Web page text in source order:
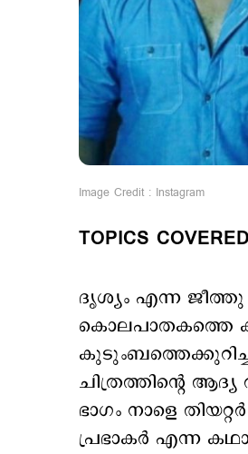
Image Credit : Instagram
TOPICS COVERED
ദൃശ്യം എന്ന
കൊലപാതകത്തെ
ചിത്രത്തിന്‍റെ
ഭാഗം നാളെ
പ്രഭാകര്‍ എന്ന